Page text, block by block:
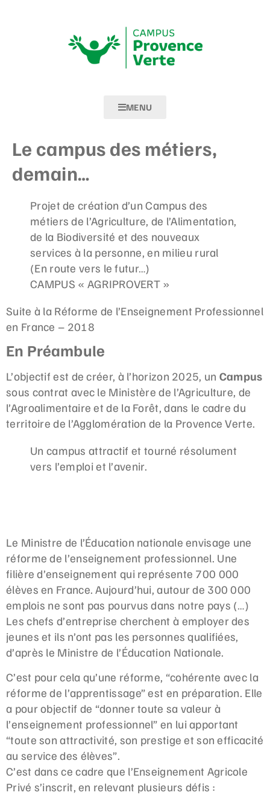
MENU
Le campus des métiers,
demain…
Projet de création d’un Campus des
métiers de l’Agriculture, de l’Alimentation,
de la Biodiversité et des nouveaux
services à la personne, en milieu rural
(En route vers le futur…)
CAMPUS « AGRIPROVERT »
Suite à la Réforme de l’Enseignement Professionnel
en France – 2018
En Préambule
L’objectif est de créer, à l’horizon 2025, un Campus
sous contrat avec le Ministère de l’Agriculture, de
l’Agroalimentaire et de la Forêt, dans le cadre du
territoire de l’Agglomération de la Provence Verte.
Un campus attractif et tourné résolument
vers l’emploi et l’avenir.
Le Ministre de l’Éducation nationale envisage une
réforme de l’enseignement professionnel. Une
filière d’enseignement qui représente 700 000
élèves en France. Aujourd’hui, autour de 300 000
emplois ne sont pas pourvus dans notre pays (…)
Les chefs d’entreprise cherchent à employer des
jeunes et ils n’ont pas les personnes qualifiées,
d’après le Ministre de l’Éducation Nationale.
C’est pour cela qu’une réforme, “cohérente avec la
réforme de l’apprentissage” est en préparation. Elle
a pour objectif de “donner toute sa valeur à
l’enseignement professionnel” en lui apportant
“toute son attractivité, son prestige et son efficacité
au service des élèves”.
C’est dans ce cadre que l’Enseignement Agricole
Privé s’inscrit, en relevant plusieurs défis :